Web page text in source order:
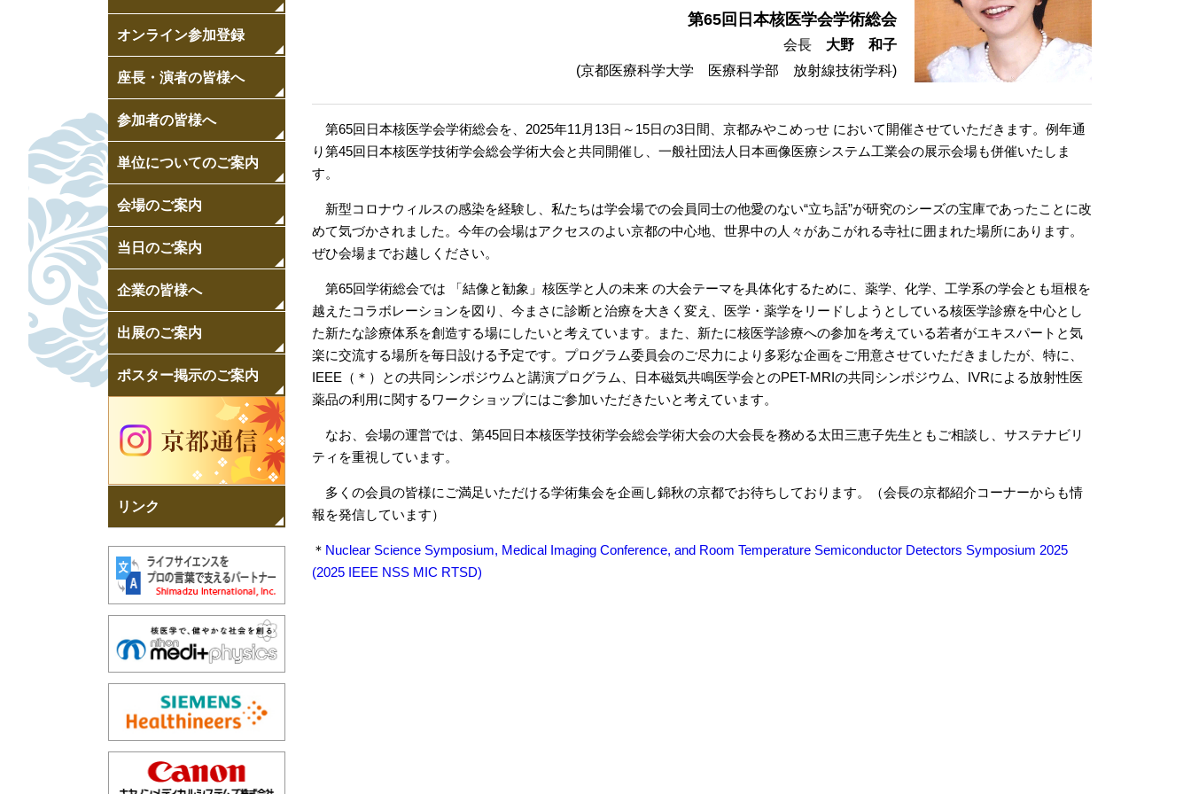
第45回日本核医学技
術学会総会学術大会
学生セッション演題
登録／
第45回日本核医学技
学術総会
第45回日本核医学技
術学会総会学術大会
オンライン参加登録
座長・演者の皆様へ
参加者の皆様へ
単位についてのご案内
会場のご案内
当日のご案内
企業の皆様へ
出展のご案内
ポスター掲示のご案内
リンク
第65回日本核医学会学術総会
会長 大野 和子
(京都医療科学大学 医療科学部 放射線技術学科)
第65回日本核医学会学術総会を、2025年11月13日～15日の3日間、京都みやこめっせ において開催させていただきます。例年通
り第45回日本核医学技術学会総会学術大会と共同開催し、一般社団法人日本画像医療システム工業会の展示会場も併催いたしま
す。
新型コロナウィルスの感染を経験し、私たちは学会場での会員同士の他愛のない“立ち話”が研究のシーズの宝庫であったことに改
めて気づかされました。今年の会場はアクセスのよい京都の中心地、世界中の人々があこがれる寺社に囲まれた場所にあります。
ぜひ会場までお越しください。
第65回学術総会では 「結像と勧象」核医学と人の未来 の大会テーマを具体化するために、薬学、化学、工学系の学会とも垣根を
越えたコラボレーションを図り、今まさに診断と治療を大きく変え、医学・薬学をリードしようとしている核医学診療を中心とし
た新たな診療体系を創造する場にしたいと考えています。また、新たに核医学診療への参加を考えている若者がエキスパートと気
楽に交流する場所を毎日設ける予定です。プログラム委員会のご尽力により多彩な企画をご用意させていただきましたが、特に、
IEEE（＊）との共同シンポジウムと講演プログラム、日本磁気共鳴医学会とのPET-MRIの共同シンポジウム、IVRによる放射性医
薬品の利用に関するワークショップにはご参加いただきたいと考えています。
なお、会場の運営では、第45回日本核医学技術学会総会学術大会の大会長を務める太田三恵子先生ともご相談し、サステナビリ
ティを重視しています。
多くの会員の皆様にご満足いただける学術集会を企画し錦秋の京都でお待ちしております。（会長の京都紹介コーナーからも情
報を発信しています）
＊ Nuclear Science Symposium, Medical Imaging Conference, and Room Temperature Semiconductor Detectors Symposium 2025
(2025 IEEE NSS MIC RTSD)